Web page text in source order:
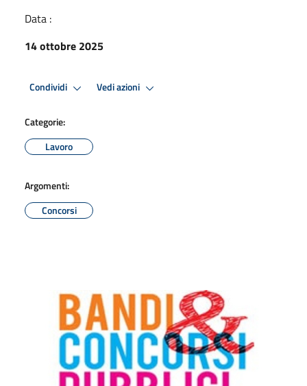
Data :
14 ottobre 2025
Condividi Vedi azioni
Categorie:
Lavoro
Argomenti:
Concorsi